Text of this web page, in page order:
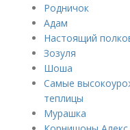
Родничок
Адам
Настоящий
Зозуля
Шоша
Самые
теплицы
Мурашка